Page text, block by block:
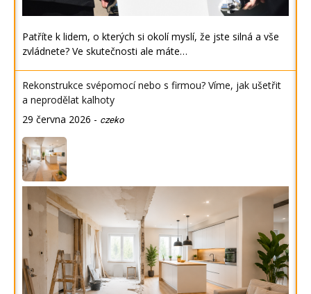
Patříte k lidem, o kterých si okolí myslí, že jste silná a vše
zvládnete? Ve skutečnosti ale máte…
Rekonstrukce svépomocí nebo s firmou? Víme, jak ušetřit
a neprodělat kalhoty
29 června 2026 - czeko